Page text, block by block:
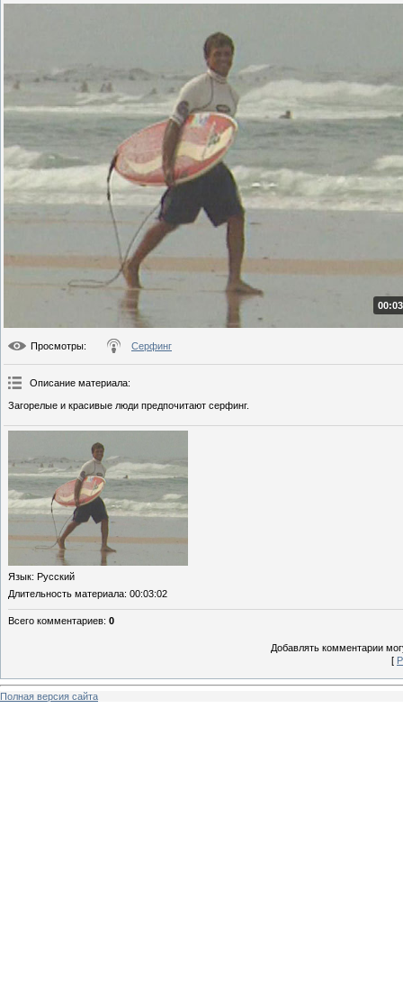
Просмотры: Серфинг
Описание материала:
Загорелые и красивые люди предпочитают серфинг.
Язык: Русский
Длительность материала: 00:03:02
Всего комментариев: 0
Добавлять комментарии
[
Полная версия сайта